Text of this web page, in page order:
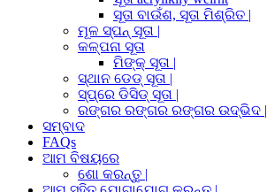
ସୂତା ବାଉଁଶ, ସୂତା ମିଶ୍ରିତ |
ମୂଳ ସ୍ପନ୍ ସୂତା |
କଳ୍ପନା ସୂତା
ମିଙ୍କ୍ ସୂତା |
ସ୍ଥାନ ଡେଡ୍ ସୂତା |
ସ୍ପ୍ରେ ଡିସିଡ୍ ସୂତା |
ରଙ୍ଗର ରଙ୍ଗର ରଙ୍ଗର ଉଦ୍ଭିଦ |
ସମ୍ବାଦ
FAQs
ଆମ ବିଷୟରେ
ଶୋ କରନ୍ତୁ |